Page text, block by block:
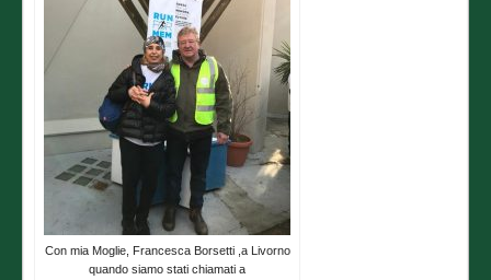
Con mia Moglie, Francesca Borsetti ,a Livorno
quando siamo stati chiamati a